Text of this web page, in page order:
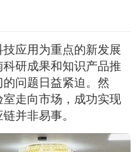
应用为重点的新发展
研成果和知识产品推
问题日益紧迫。然
走向市场，成功实现
并非易事。